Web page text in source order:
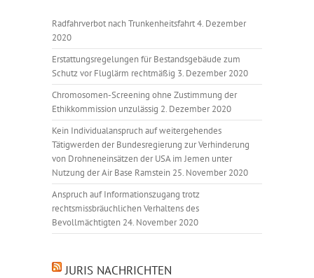
Radfahrverbot nach Trunkenheitsfahrt4. Dezember
2020
Erstattungsregelungen für Bestandsgebäude zum
Schutz vor Fluglärm rechtmäßig 3. Dezember 2020
Chromosomen-Screening ohne Zustimmung der
Ethikkommission unzulässig 2. Dezember 2020
Kein Individualanspruch auf weitergehendes
Tätigwerden der Bundesregierung zur Verhinderung
von Drohneneinsätzen der USA im Jemen unter
Nutzung der Air Base Ramstein 25. November 2020
Anspruch auf Informationszugang trotz
rechtsmissbräuchlichen Verhaltens des
Bevollmächtigten 24. November 2020
JURIS NACHRICHTEN